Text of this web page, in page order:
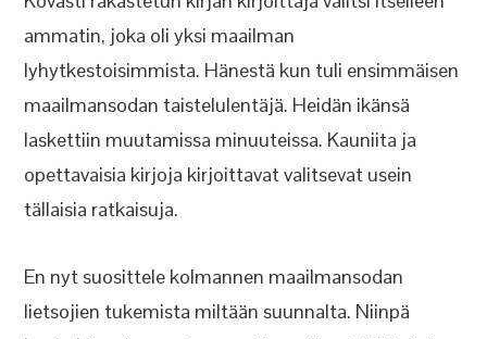
ammatin, joka oli yksi maailman
lyhytkestoisimmista. Hänestä kun tuli ensimmäisen
maailmansodan taistelulentäjä. Heidän ikänsä
laskettiin muutamissa minuuteissa. Kauniita ja
opettavaisia kirjoja kirjoittavat valitsevat usein
tällaisia ratkaisuja.
En nyt suosittele kolmannen maailmansodan
lietsojien tukemista miltään suunnalta. Niinpä